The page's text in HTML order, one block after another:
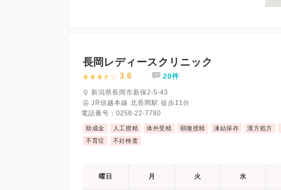
長岡レディースクリニック
3.6 20件
新潟県長岡市新保2-5-43
JR信越本線 北長岡駅 徒歩11分
電話番号： 0258-22-7780
助成金 人工授精 体外受精 顕微授精 凍結保存 漢方処方
不育症
不妊検査
曜日 月 火 水